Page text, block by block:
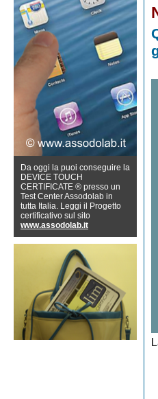
Da oggi la puoi conseguire la
DEVICE TOUCH
CERTIFICATE ® presso un
Test Center Assodolab in
tutta Italia. Leggi il Progetto
certificativo sul sito
www.assodolab.it